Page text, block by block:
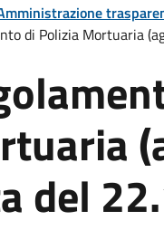
di Polizia Mortuaria
del